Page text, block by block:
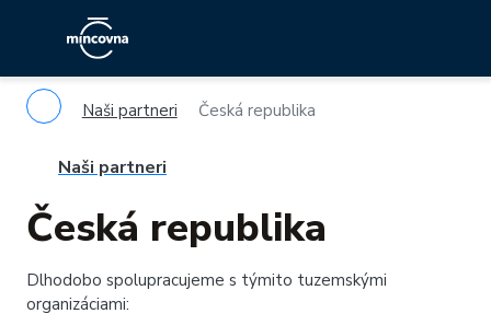
Naši partneri Česká republika
Naši partneri
Česká republika
Dlhodobo spolupracujeme s týmito tuzemskými
organizáciami: